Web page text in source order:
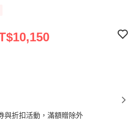
與折扣活動，滿額贈除外